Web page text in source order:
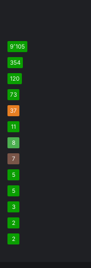
9٬105
354
120
73
37
11
8
7
5
5
3
2
2